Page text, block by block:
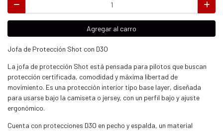
Agregar al carro
Jofa de Protección Shot con D3O
La jofa de protección Shot está pensada para pilotos que buscan
protección certificada, comodidad y máxima libertad de
movimiento. Es una protección interior tipo base layer, diseñada
para usarse bajo la camiseta o jersey, con un perfil bajo y ajuste
ergonómico.
Cuenta con protecciones D3O en pecho y espalda, un material